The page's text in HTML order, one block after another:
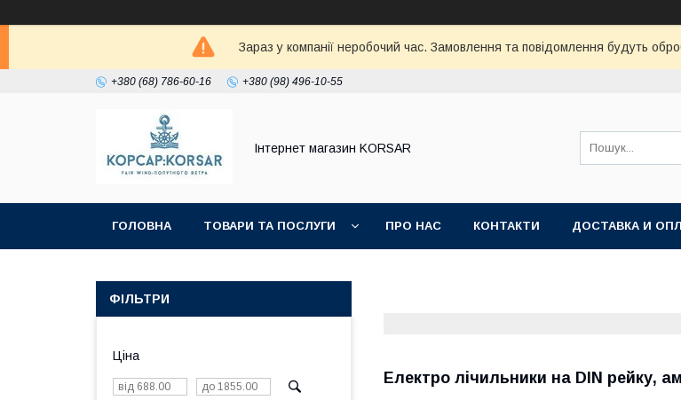
Зараз у компанії неробочий час. Замовлення та повідомлення будуть
+380 (68) 786-60-16 +380 (98) 496-10-55
Iнтернет магазин KORSAR
ГОЛОВНА ТОВАРИ ТА ПОСЛУГИ ПРО НАС КОНТАКТИ ДОСТАВКА И
Електро лічильники на DIN рейку,
ФІЛЬТРИ
Ціна